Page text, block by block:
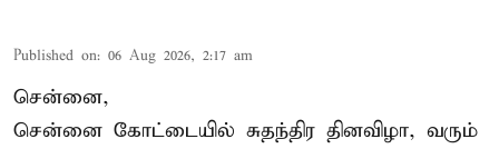
Published on: 06 Aug 2026, 2:17 am
சென்னை,
சென்னை கோட்டையில் சுதந்திர தினவிழா, வரும்